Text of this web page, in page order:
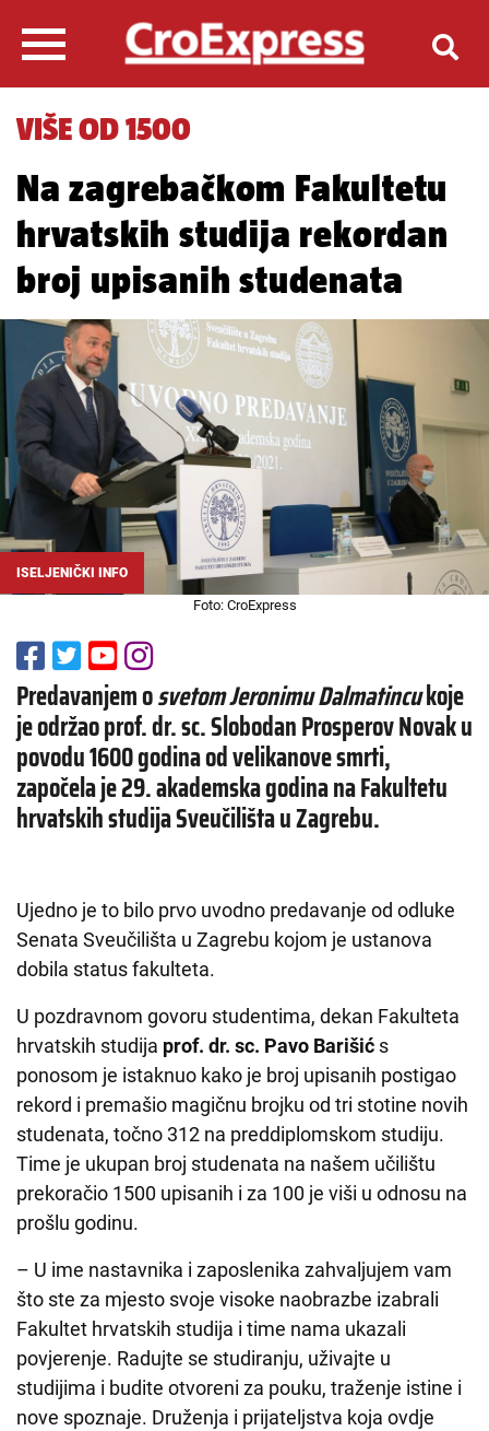
VIŠE OD 1500
Na zagrebačkom Fakultetu
hrvatskih studija rekordan
broj upisanih studenata
ISELJENIČKI INFO
Foto: CroExpress
Predavanjem osvetom Jeronimu Dalmatincukoje
je održao prof. dr. sc. Slobodan Prosperov Novak u
povodu 1600 godina od velikanove smrti,
započela je 29. akademska godina na Fakultetu
hrvatskih studija Sveučilišta u Zagrebu.
Ujedno je to bilo prvo uvodno predavanje od odluke
Senata Sveučilišta u Zagrebu kojom je ustanova
dobila status fakulteta.
U pozdravnom govoru studentima, dekan Fakulteta
hrvatskih studija prof. dr. sc. Pavo Barišić s
ponosom je istaknuo kako je broj upisanih postigao
rekord i premašio magičnu brojku od tri stotine novih
studenata, točno 312 na preddiplomskom studiju.
Time je ukupan broj studenata na našem učilištu
prekoračio 1500 upisanih i za 100 je viši u odnosu na
prošlu godinu.
– U ime nastavnika i zaposlenika zahvaljujem vam
što ste za mjesto svoje visoke naobrazbe izabrali
Fakultet hrvatskih studija i time nama ukazali
povjerenje. Radujte se studiranju, uživajte u
studijima i budite otvoreni za pouku, traženje istine i
nove spoznaje. Druženja i prijateljstva koja ovdje